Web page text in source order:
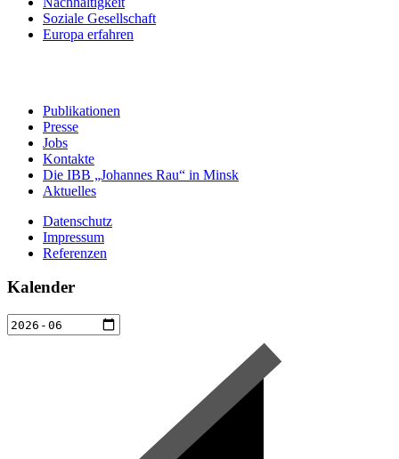
Soziale Gesellschaft
Europa erfahren
Publikationen
Presse
Jobs
Kontakte
Die IBB „Johannes Rau“ in Minsk
Aktuelles
Datenschutz
Impressum
Referenzen
Kalender